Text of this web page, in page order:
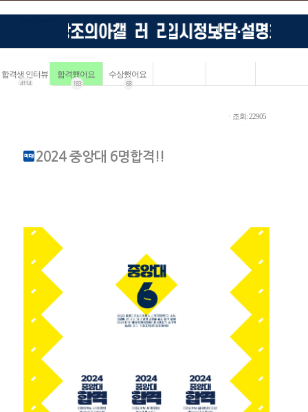
합격생 인터뷰
4114
합격했어요
183
수상했어요
68
ㆍ조회: 22905
2024 중앙대 6명합격!!